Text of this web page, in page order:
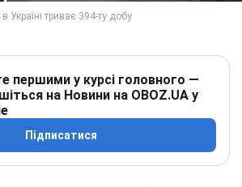
першими у курсі головного —
на Новини на OBOZ.UA у
Підписатися